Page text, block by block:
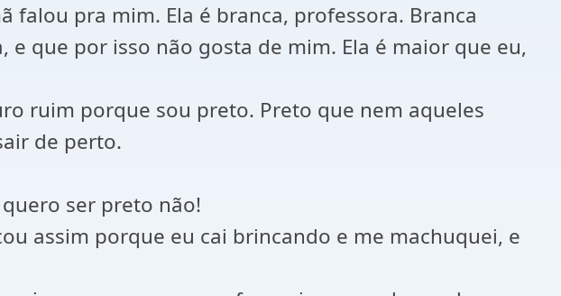
falou pra mim. Ela é branca, professora. Branca
que por isso não gosta de mim. Ela é maior que eu,
ruim porque sou preto. Preto que nem aqueles
de perto.
ser preto não!
assim porque eu cai brincando e me machuquei, e